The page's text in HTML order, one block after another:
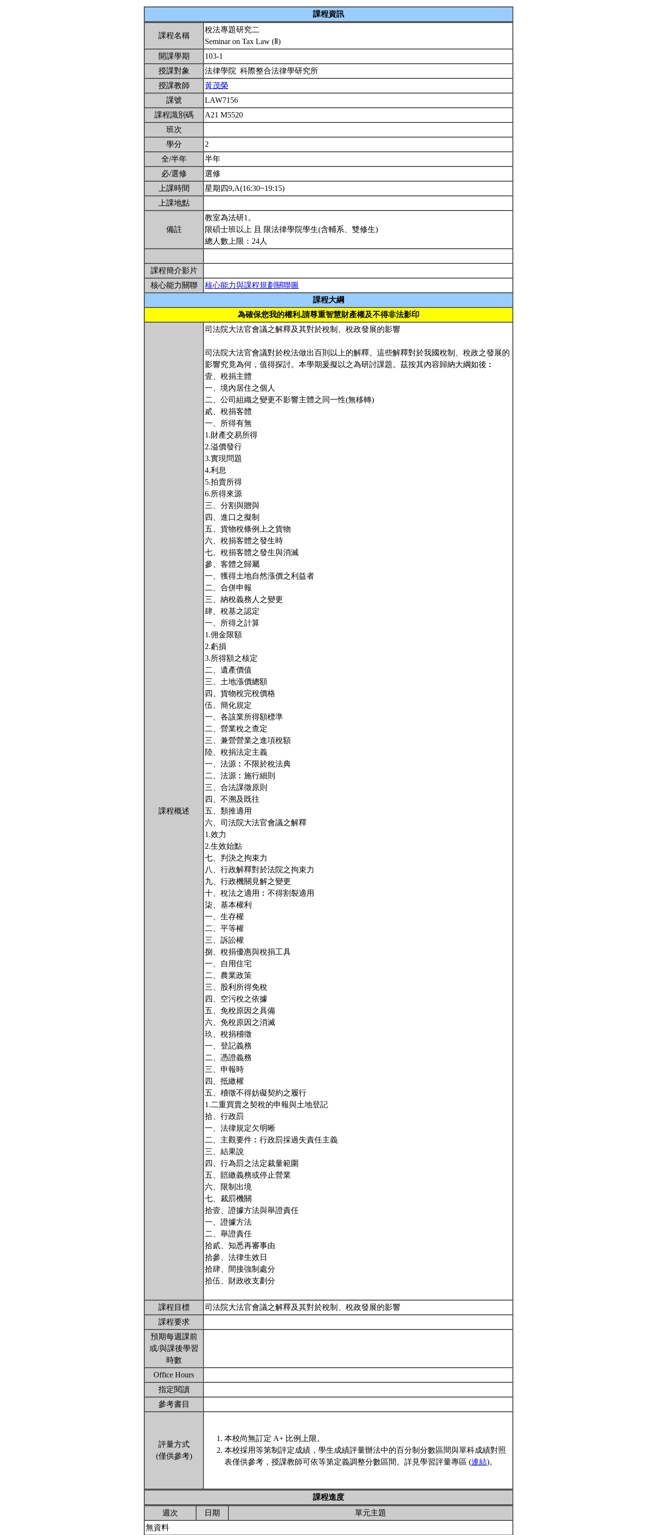
課程資訊
課程名稱
稅法專題研究二
Seminar on Tax Law (Ⅱ)
開課學期
103-1
授課對象
法律學院 科際整合法律學研究所
授課教師
黃茂榮
課號
LAW7156
課程識別碼
A21 M5520
班次
學分
2
全/半年
半年
必/選修
選修
上課時間
星期四9,A(16:30~19:15)
上課地點
備註
教室為法研1。
限碩士班以上 且 限法律學院學生(含輔系、雙修生)
總人數上限：24人
課程簡介影片
核心能力關聯
核心能力與課程規劃關聯圖
課程大綱
為確保您我的權利,請尊重智慧財產權及不得非法影印
課程概述
司法院大法官會議之解釋及其對於稅制、稅政發展的影響
司法院大法官會議對於稅法做出百則以上的解釋。這些解釋對於我國稅制、稅政之發展的
影響究竟為何，值得探討。本學期爰擬以之為研討課題。茲按其內容歸納大綱如後︰
壹、稅捐主體
一、境內居住之個人
二、公司組織之變更不影響主體之同一性(無移轉)
貳、稅捐客體
一、所得有無
1.財產交易所得
2.溢價發行
3.實現問題
4.利息
5.拍賣所得
6.所得來源
三、分割與贈與
四、進口之擬制
五、貨物稅條例上之貨物
六、稅捐客體之發生時
七、稅捐客體之發生與消滅
參、客體之歸屬
一、獲得土地自然漲價之利益者
二、合併申報
三、納稅義務人之變更
肆、稅基之認定
一、所得之計算
1.佣金限額
2.虧損
3.所得額之核定
二、遺產價值
三、土地漲價總額
四、貨物稅完稅價格
伍、簡化規定
一、各該業所得額標準
二、營業稅之查定
三、兼營營業之進項稅額
陸、稅捐法定主義
一、法源︰不限於稅法典
二、法源︰施行細則
三、合法課徵原則
四、不溯及既往
五、類推適用
六、司法院大法官會議之解釋
1.效力
2.生效始點
七、判決之拘束力
八、行政解釋對於法院之拘束力
九、行政機關見解之變更
十、稅法之適用︰不得割裂適用
柒、基本權利
一、生存權
二、平等權
三、訴訟權
捌、稅捐優惠與稅捐工具
一、自用住宅
二、農業政策
三、股利所得免稅
四、空污稅之依據
五、免稅原因之具備
六、免稅原因之消滅
玖、稅捐稽徵
一、登記義務
二、憑證義務
三、申報時
四、抵繳權
五、稽徵不得妨礙契約之履行
1.二重買賣之契稅的申報與土地登記
拾、行政罰
一、法律規定欠明晰
二、主觀要件︰行政罰採過失責任主義
三、結果說
四、行為罰之法定裁量範圍
五、賠繳義務或停止營業
六、限制出境
七、裁罰機關
拾壹、證據方法與舉證責任
一、證據方法
二、舉證責任
拾貳、知悉再審事由
拾參、法律生效日
拾肆、間接強制處分
拾伍、財政收支劃分
課程目標
司法院大法官會議之解釋及其對於稅制、稅政發展的影響
課程要求
預期每週課前
或/與課後學習
時數
Office Hours
指定閱讀
參考書目
評量方式
(僅供參考)
本校尚無訂定 A+ 比例上限。
本校採用等第制評定成績，學生成績評量辦法中的百分制分數區間與單科成績對照
表僅供參考，授課教師可依等第定義調整分數區間。詳見學習評量專區 (連結)。
課程進度
週次
日期
單元主題
無資料